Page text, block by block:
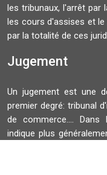
les tribunaux, l'arrêt par
les cours d'assises et le
par la totalité de ces
Jugement
Un jugement est une
premier degré: tribunal
de commerce.... Dans
indique plus